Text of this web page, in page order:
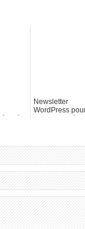
Newsletter
WordPress